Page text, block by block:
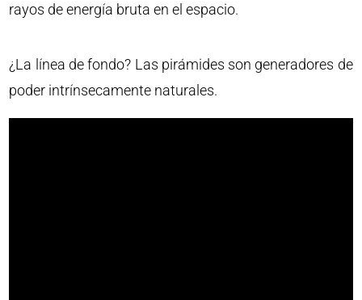
rayos de energía bruta en el espacio.
¿La línea de fondo? Las pirámides son generadores de
poder intrínsecamente naturales.